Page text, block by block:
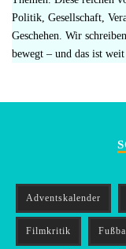
Politik, Gesellschaft,
Geschehen. Wir
bewegt – und das ist
Adventskalender
Filmkritik